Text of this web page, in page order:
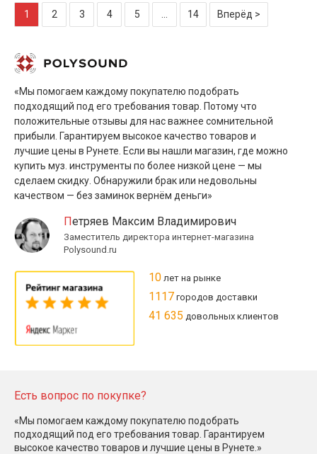
1 2 3 4 5 14 Вперёд >
«Мы помогаем каждому покупателю подобрать
подходящий под его требования товар. Потому что
положительные отзывы для нас важнее сомнительной
прибыли. Гарантируем высокое качество товаров и
лучшие цены в Рунете. Если вы нашли магазин, где можно
купить муз. инструменты по более низкой цене — мы
сделаем скидку. Обнаружили брак или недовольны
качеством — без заминок вернём деньги»
Петряев Максим Владимирович
Заместитель директора интернет-магазина
Polysound.ru
10 лет на рынке
1117 городов доставки
41 635 довольных клиентов
Есть вопрос по покупке?
«Мы помогаем каждому покупателю подобрать
подходящий под его требования товар. Гарантируем
высокое качество товаров и лучшие цены в Рунете.»